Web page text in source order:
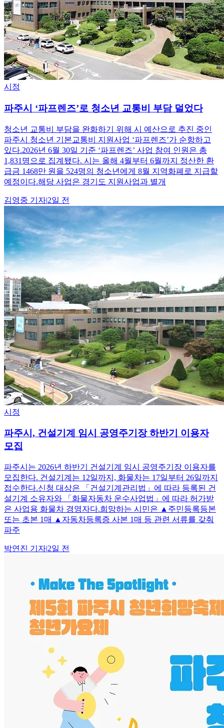
시정
파주시 ‘파프렌즈’로 청소년 교통비 부담 덜었다
청소년 교통비 부담을 완화하기 위해 시 예산으로 추진 중인
파주시 청소년 기본교통비 지원사업 ‘파프렌즈’가 순항하고
있다.2026년 6월 30일 기준 ‘파프렌즈’ 사업 참여 인원은 총
1,831명으로 집계됐다. 시는 올해 4월부터 6월까지 정산한 환
급금 1468만 원을 524명의 청소년에게 8월 지역화폐로 지급할
예정이다.해당 사업은 경기도 지원사업과 별개
김영중 기자|2일 전
시정
파주시, 건설기계 임시 공영주기장 하반기 이용자
모집
파주시는 2026년 하반기 건설기계 임시 공영주기장 이용자를
모집한다. 건설기계는 12일까지, 화물차는 17일부터 26일까지
접수한다.신청 대상은 「건설기계관리법」에 따라 등록된 건
설기계 소유자와 「화물자동차 운수사업법」에 따라 허가받
은 사업용 화물차 경영자다.희망하는 시민은 ▲주민등록등본
또는 초본 1매 ▲자동차등록증 사본 1매 등 관련 서류를 갖춰
파주
박연진 기자|2일 전